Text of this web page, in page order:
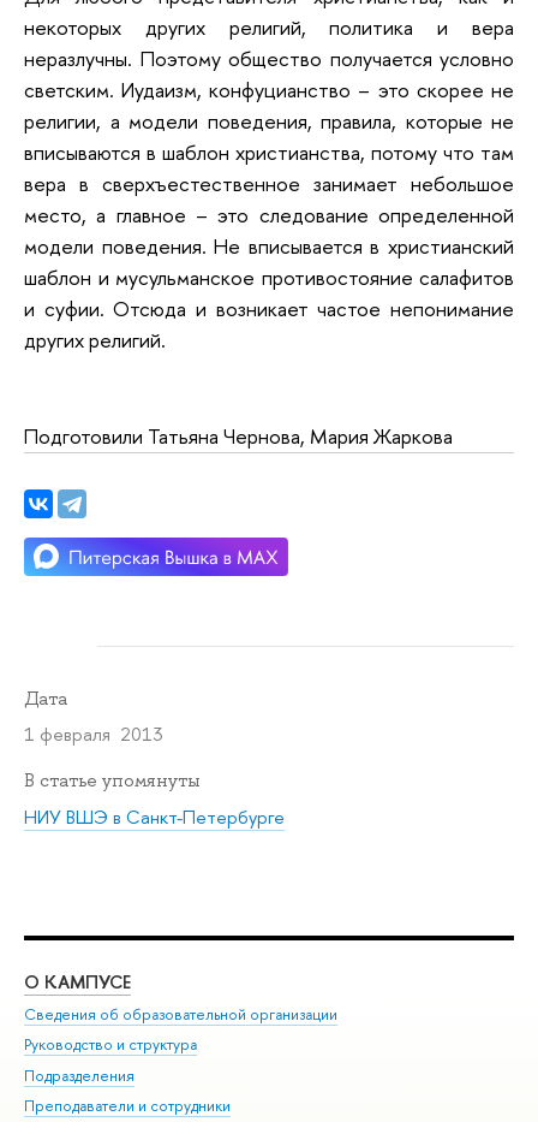
некоторых других религий, политика и вера
неразлучны. Поэтому общество получается условно
светским. Иудаизм, конфуцианство – это скорее не
религии, а модели поведения, правила, которые не
вписываются в шаблон христианства, потому что там
вера в сверхъестественное занимает небольшое
место, а главное – это следование определенной
модели поведения. Не вписывается в христианский
шаблон и мусульманское противостояние салафитов
и суфии. Отсюда и возникает частое непонимание
других религий.
Подготовили Татьяна Чернова, Мария Жаркова
Дата
1 февраля 2013
В статье упомянуты
НИУ ВШЭ в Санкт-Петербурге
О КАМПУСЕ
Сведения об образовательной организации
Руководство и структура
Подразделения
Преподаватели и сотрудники